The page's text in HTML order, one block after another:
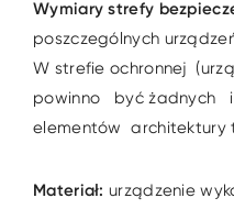
Wymiary strefy
poszczególnych
W strefie ochronnej
powinno być żadnych
elementów architektury
Materiał: urządzenie